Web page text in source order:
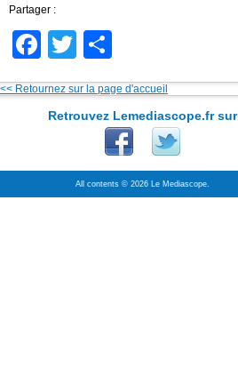
Partager :
Facebook
Twitter
<< Retournez sur la page d'accueil
Retrouvez Lemediascope.fr sur
All contents © 2026 Le Mediascope.